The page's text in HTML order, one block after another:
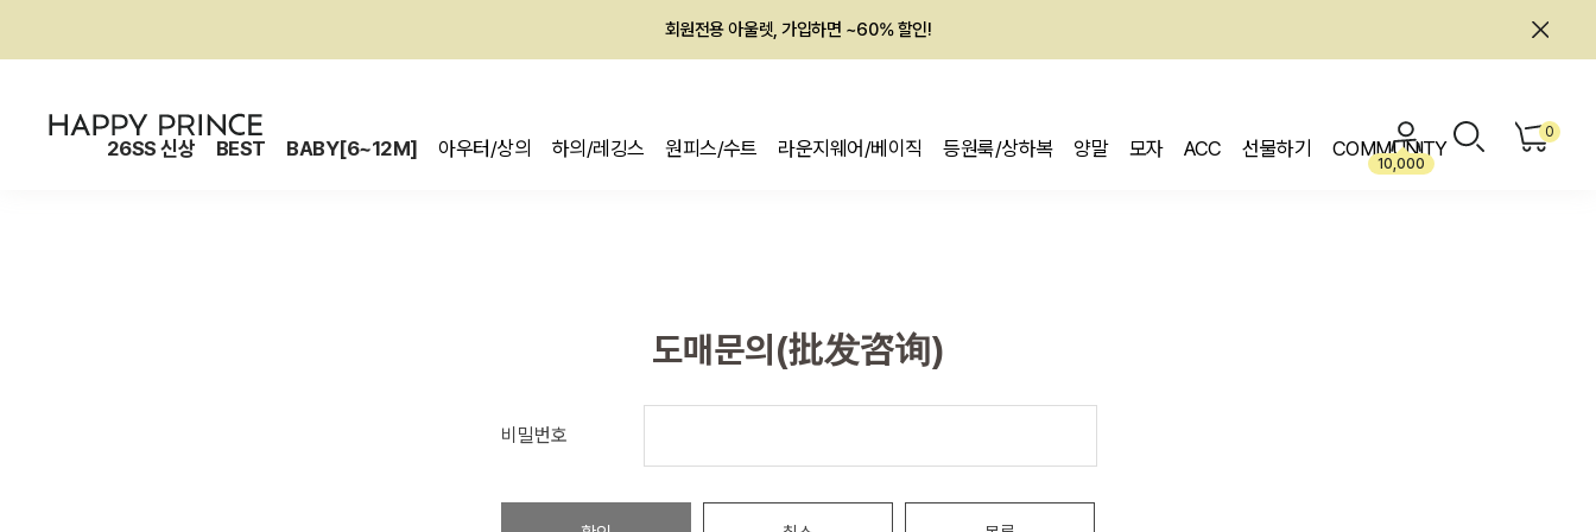
회원전용 아울렛, 가입하면 ~60% 할인!
26SS 신상 BEST BABY[6~12M] 아우터/상의 하의/레깅스 원피스/수트 라운지웨어/베이직 등원룩/상하복 양말 모자 ACC 선물하기 COMMUNITY
10,000
0
도매문의(批发咨询)
비밀번호